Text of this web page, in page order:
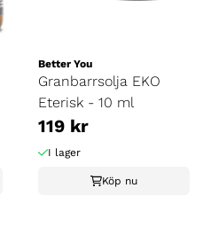
Better You
Granbarrsolja EKO
Eterisk - 10 ml
119 kr
I lager
Köp nu